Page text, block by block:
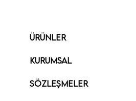
ÜRÜNLER
KURUMSAL
SÖZLEŞMELER